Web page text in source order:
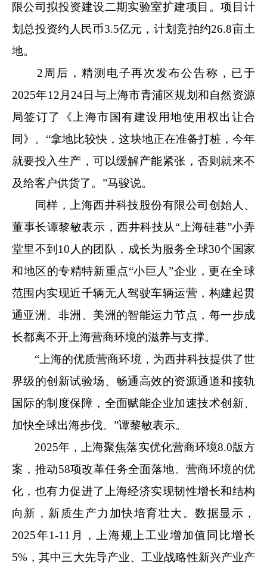
限公司拟投资建设二期实验室扩建项目。项目计
划总投资约人民币3.5亿元，计划竞拍约26.8亩土
地。
2周后，精测电子再次发布公告称，已于
2025年12月24日与上海市青浦区规划和自然资源
局签订了《上海市国有建设用地使用权出让合
同》。“拿地比较快，这块地正在准备打桩，今年
就要投入生产，可以缓解产能紧张，否则就来不
及给客户供货了。”马骏说。
同样，上海西井科技股份有限公司创始人、
董事长谭黎敏表示，西井科技从“上海硅巷”小弄
堂里不到10人的团队，成长为服务全球30个国家
和地区的专精特新重点“小巨人”企业，更在全球
范围内实现近千辆无人驾驶车辆运营，构建起贯
通亚洲、非洲、美洲的智能运力节点，每一步成
长都离不开上海营商环境的滋养与支撑。
“上海的优质营商环境，为西井科技提供了世
界级的创新试验场、畅通高效的资源通道和接轨
国际的制度保障，全面赋能企业加速技术创新、
加快全球出海步伐。”谭黎敏表示。
2025年，上海聚焦落实优化营商环境8.0版方
案，推动58项改革任务全面落地。营商环境的优
化，也有力促进了上海经济实现韧性增长和结构
向新，新质生产力加快培育壮大。数据显示，
2025年1-11月，上海规上工业增加值同比增长
5%，其中三大先导产业、工业战略性新兴产业产